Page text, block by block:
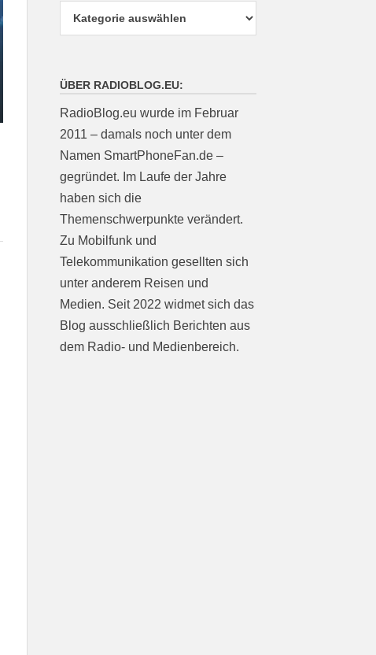
ÜBER RADIOBLOG.EU:
RadioBlog.eu wurde im Februar
2011 – damals noch unter dem
Namen SmartPhoneFan.de –
gegründet. Im Laufe der Jahre
haben sich die
Themenschwerpunkte verändert.
Zu Mobilfunk und
Telekommunikation gesellten sich
unter anderem Reisen und
Medien. Seit 2022 widmet sich das
Blog ausschließlich Berichten aus
dem Radio- und Medienbereich.